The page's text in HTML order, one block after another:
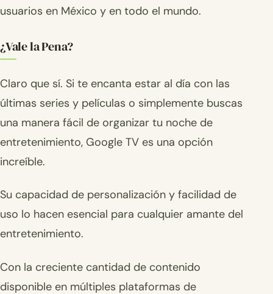
usuarios en México y en todo el mundo.
¿Vale la Pena?
Claro que sí. Si te encanta estar al día con las
últimas series y películas o simplemente buscas
una manera fácil de organizar tu noche de
entretenimiento, Google TV es una opción
increíble.
Su capacidad de personalización y facilidad de
uso lo hacen esencial para cualquier amante del
entretenimiento.
Con la creciente cantidad de contenido
disponible en múltiples plataformas de